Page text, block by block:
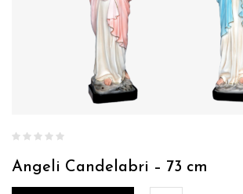
Angeli Candelabri – 73 cm